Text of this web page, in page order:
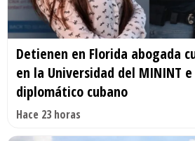
Detienen en Florida abogada
en la Universidad del MININT
diplomático cubano
Hace 23 horas